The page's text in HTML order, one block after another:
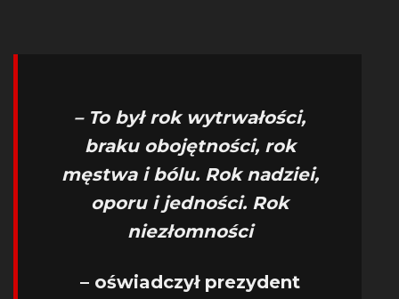
– To był rok wytrwałości,
braku obojętności, rok
męstwa i bólu. Rok nadziei,
oporu i jedności. Rok
niezłomności
– oświadczył prezydent